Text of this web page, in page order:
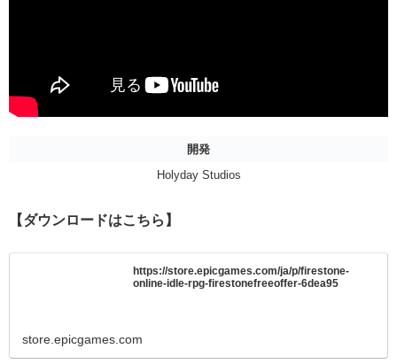
開発
Holyday Studios
【ダウンロードはこちら】
https://store.epicgames.com/ja/p/firestone-
online-idle-rpg-firestonefreeoffer-6dea95
store.epicgames.com